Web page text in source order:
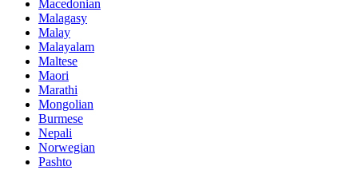
Macedonian
Malagasy
Malay
Malayalam
Maltese
Maori
Marathi
Mongolian
Burmese
Nepali
Norwegian
Pashto